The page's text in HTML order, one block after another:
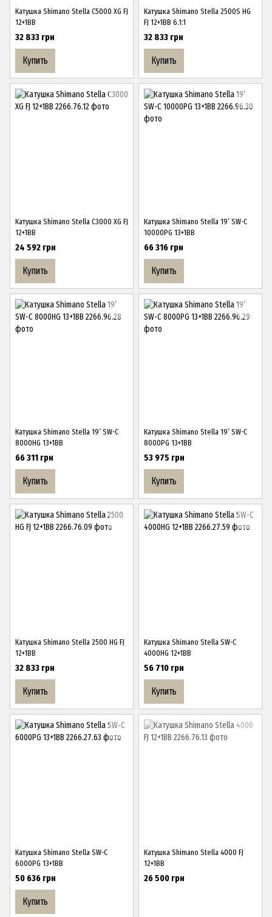
Катушка Shimano Stella C5000 XG FJ
12+1BB
32 833 грн
Купить
Катушка Shimano Stella 2500S HG
FJ 12+1BB 6.1:1
32 833 грн
Купить
Катушка Shimano Stella C3000 XG FJ
12+1BB
24 592 грн
Купить
Катушка Shimano Stella 19’ SW-C
10000PG 13+1BB
66 316 грн
Купить
Катушка Shimano Stella 19’ SW-C
8000HG 13+1BB
66 311 грн
Купить
Катушка Shimano Stella 19’ SW-C
8000PG 13+1BB
53 975 грн
Купить
Катушка Shimano Stella 2500 HG FJ
12+1BB
32 833 грн
Купить
Катушка Shimano Stella SW-C
4000HG 12+1BB
56 710 грн
Купить
Катушка Shimano Stella SW-C
6000PG 13+1BB
50 636 грн
Купить
Катушка Shimano Stella 4000 FJ
12+1BB
26 500 грн